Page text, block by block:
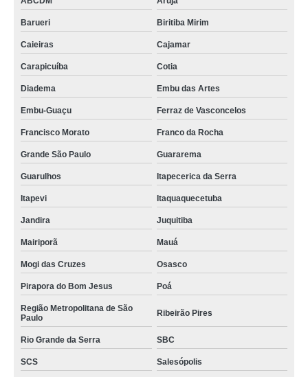
Barueri Biritiba Mirim
Caieiras Cajamar
Carapicuíba Cotia
Diadema Embu das Artes
Embu-Guaçu Ferraz de Vasconcelos
Francisco Morato Franco da Rocha
Grande São Paulo Guararema
Guarulhos Itapecerica da Serra
Itapevi Itaquaquecetuba
Jandira Juquitiba
Mairiporã Mauá
Mogi das Cruzes Osasco
Pirapora do Bom Jesus Poá
Região Metropolitana de São
Paulo
Ribeirão Pires
Rio Grande da Serra SBC
SCS Salesópolis